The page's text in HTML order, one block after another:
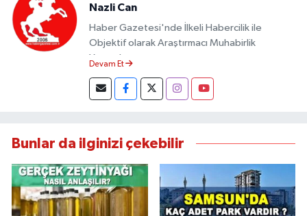
Nazli Can
Haber Gazetesi'nde İlkeli Habercilik ile
Objektif olarak Araştırmacı Muhabirlik
Yapmaktayım.
Devam Et
Bunlar da ilginizi çekebilir